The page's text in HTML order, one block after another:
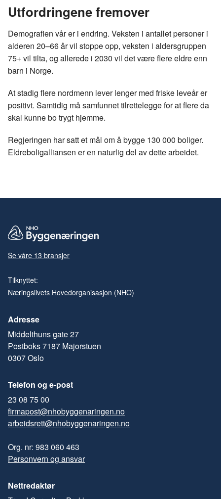
Utfordringene fremover
Demografien vår er i endring. Veksten i antallet personer i
alderen 20–66 år vil stoppe opp, veksten i aldersgruppen
75+ vil tilta, og allerede i 2030 vil det være flere eldre enn
barn i Norge.
At stadig flere nordmenn lever lenger med friske leveår er
positivt. Samtidig må samfunnet tilrettelegge for at flere da
skal kunne bo trygt hjemme.
Regjeringen har satt et mål om å bygge 130 000 boliger.
Eldreboligalliansen er en naturlig del av dette arbeidet.
Se våre 13 bransjer
Tilknyttet:
Næringslivets Hovedorganisasjon (NHO)
Adresse
Middelthuns gate 27
Postboks 7187 Majorstuen
0307 Oslo
Telefon og e-post
23 08 75 00
firmapost@nhobyggenaringen.no
arbeidsrett@nhobyggenaringen.no
Org. nr: 983 060 463
Personvern og ansvar
Nettredaktør